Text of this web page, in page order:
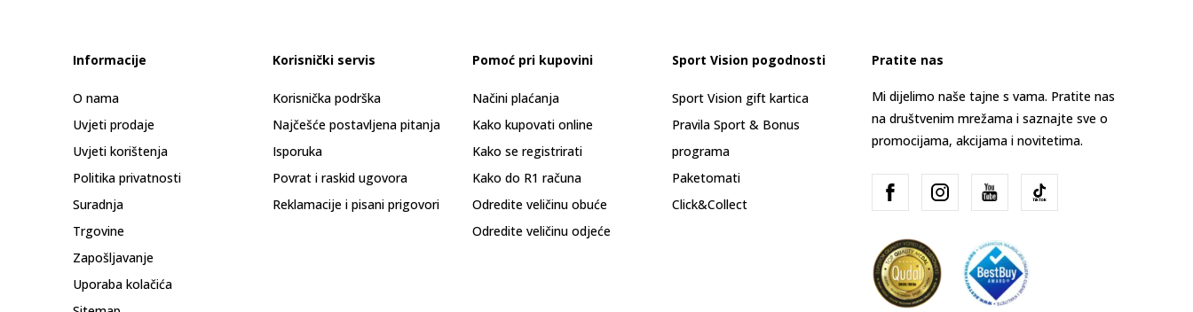
Informacije
O nama
Uvjeti prodaje
Uvjeti korištenja
Politika privatnosti
Suradnja
Trgovine
Zapošljavanje
Uporaba kolačića
Korisnički servis
Korisnička podrška
Najčešće postavljena pitanja
Isporuka
Povrat i raskid ugovora
Reklamacije i pisani prigovori
Pomoć pri kupovini
Načini plaćanja
Kako kupovati online
Kako se registrirati
Kako do R1 računa
Odredite veličinu obuće
Odredite veličinu odjeće
Sport Vision pogodnosti
Sport Vision gift kartica
Pravila Sport & Bonus
programa
Paketomati
Click&Collect
Pratite nas
Mi dijelimo naše tajne s vama. Pratite nas
na društvenim mrežama i saznajte sve o
promocijama, akcijama i novitetima.